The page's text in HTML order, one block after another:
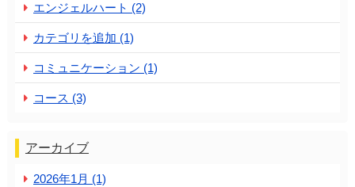
エンジェルハート (2)
カテゴリを追加 (1)
コミュニケーション (1)
コース (3)
アーカイブ
2026年1月 (1)